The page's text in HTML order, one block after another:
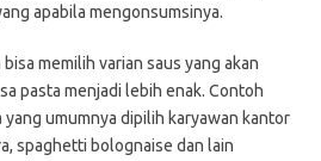
apabila mengonsumsinya.
memilih varian saus yang akan
pasta menjadi lebih enak. Contoh
yang umumnya dipilih karyawan kantor
spaghetti bolognaise dan lain